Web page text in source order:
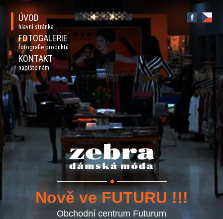
ÚVOD
hlavní stránka
FOTOGALERIE
fotografie produktů
KONTAKT
napište nám
Nově ve FUTURU !!!
Obchodní centrum Futurum